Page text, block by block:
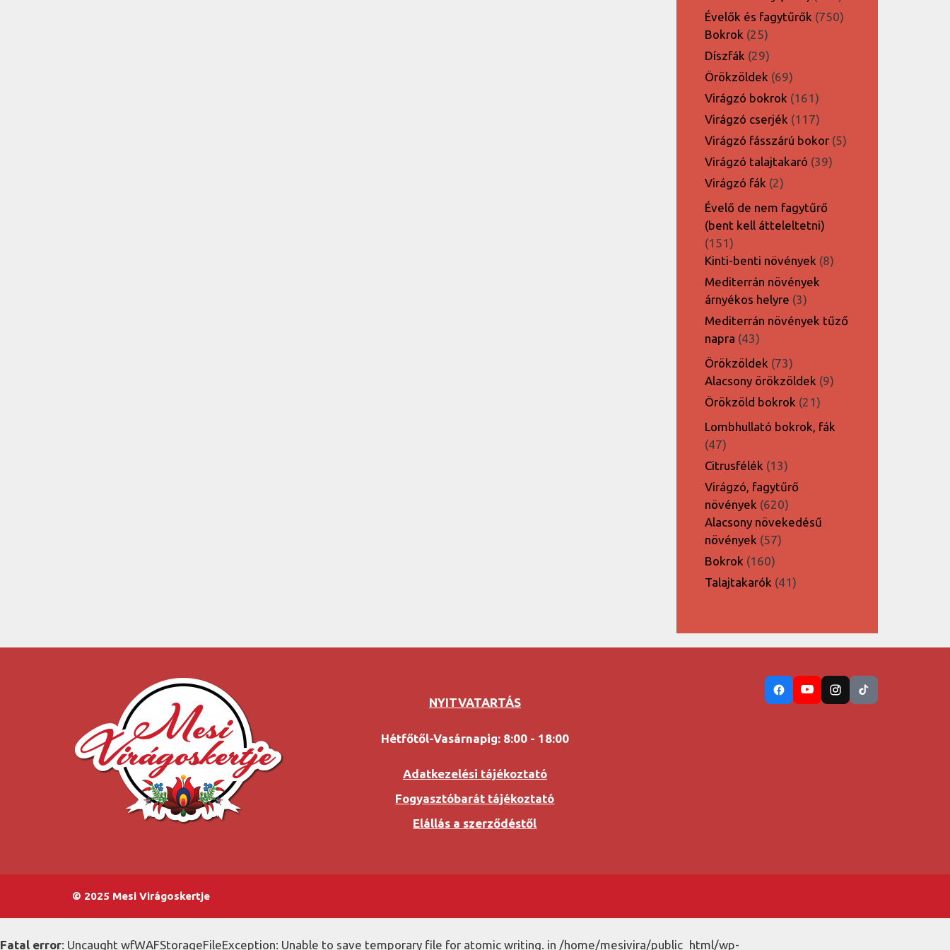
termék
Évelők és fagytűrők 750750
Bokrok 2525
termék
Díszfák 2929
termék
Örökzöldek 6969
termék
Virágzó bokrok 161161
termék
Virágzó cserjék 117117
termék
Virágzó fásszárú bokor 55
Virágzó talajtakaró 3939
Virágzó fák 22
termék
Évelő de nem fagytűrő
(bent kell átteleltetni)
151151
termék
Kinti-benti növények 88
Mediterrán növények
árnyékos helyre 33
termék
Mediterrán növények tűző
napra 4343
termék
Örökzöldek 7373
termék
Alacsony örökzöldek 99
Örökzöld bokrok 2121
termék
Lombhullató bokrok, fák
4747
termék
Citrusfélék 1313
termék
Virágzó, fagytűrő
növények 620620
termék
Alacsony növekedésű
növények 5757
Bokrok 160160
termék
Talajtakarók 4141
NYITVATARTÁS
Hétfőtől-Vasárnapig: 8:00 - 18:00
Adatkezelési tájékoztató
Fogyasztóbarát tájékoztató
Elállás a szerződéstől
© 2025 Mesi Virágoskertje
Fatal error: Uncaught wfWAFStorageFileException: Unable to save temporary file for atomic writing. in /home/mesivira/public_html/wp-